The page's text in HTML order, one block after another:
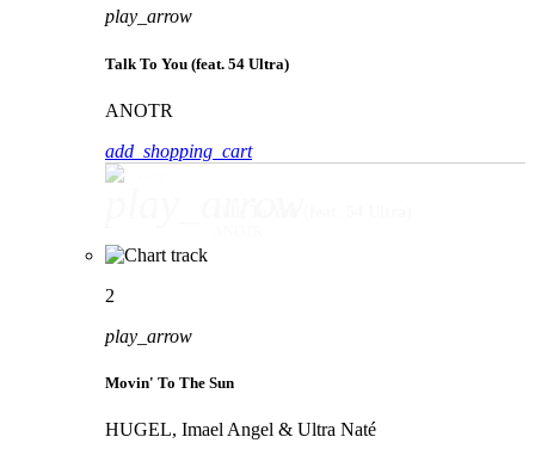
play_arrow
Talk To You (feat. 54 Ultra)
ANOTR
add_shopping_cart
2
play_arrow
Movin' To The Sun
HUGEL, Imael Angel & Ultra Naté